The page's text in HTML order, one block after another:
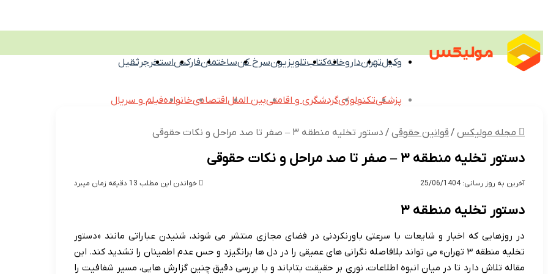
وکیلتهرانداروخانهکتابتلویزیونسرخ کنساختمانفارکساستخرجرثقیل
پزشکیتکنولوژیگردشگری و اقامتیبین المللاقتصادیخانوادهفیلم و سریال
مجله مولیکس /قوانین حقوقی / دستور تخلیه منطقه ۳ – صفر تا صد مراحل و نکات حقوقی
دستور تخلیه منطقه ۳ – صفر تا صد مراحل و نکات حقوقی
آخرین به روز رسانی: 25/06/1404 خواندن این مطلب 13 دقیقه زمان میبرد
دستور تخلیه منطقه ۳
در روزهایی که اخبار و شایعات با سرعتی باورنکردنی در فضای مجازی منتشر می شوند، شنیدن عباراتی مانند «دستور
تخلیه منطقه ۳ تهران» می تواند بلافاصله نگرانی های عمیقی را در دل ها برانگیزد و حس عدم اطمینان را تشدید کند. این
مقاله تلاش دارد تا در میان انبوه اطلاعات، نوری بر حقیقت بتاباند و با بررسی دقیق چنین گزارش هایی، مسیر شفافیت را